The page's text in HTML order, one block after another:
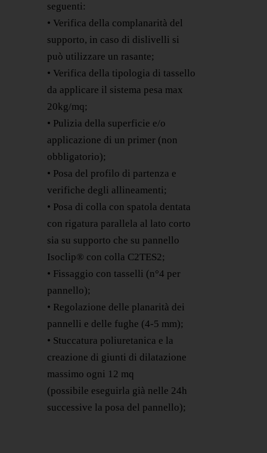
seguenti:
• Verifica della complanarità del
supporto, in caso di dislivelli si
può utilizzare un rasante;
• Verifica della tipologia di tassello
da applicare il sistema pesa max
20kg/mq;
• Pulizia della superficie e/o
applicazione di un primer (non
obbligatorio);
• Posa del profilo di partenza e
verifiche degli allineamenti;
• Posa di colla con spatola dentata
con rigatura parallela al lato corto
sia su supporto che su pannello
Isoclip® con colla C2TES2;
• Fissaggio con tasselli (n°4 per
pannello);
• Regolazione delle planarità dei
pannelli e delle fughe (4-5 mm);
• Stuccatura poliuretanica e la
creazione di giunti di dilatazione
massimo ogni 12 mq
(possibile eseguirla già nelle 24h
successive la posa del pannello);